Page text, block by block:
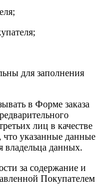
для заполнения
в Форме заказа
лиц в качестве
что указанные данные
владельца данных.
за содержание и
Покупателем